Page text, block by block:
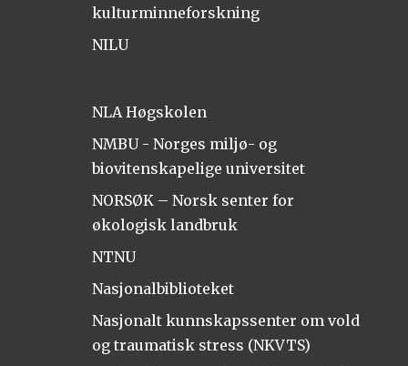
kulturminneforskning
NILU
NLA Høgskolen
NMBU - Norges miljø- og
biovitenskapelige universitet
NORSØK – Norsk senter for
økologisk landbruk
NTNU
Nasjonalbiblioteket
Nasjonalt kunnskapssenter om vold
og traumatisk stress (NKVTS)